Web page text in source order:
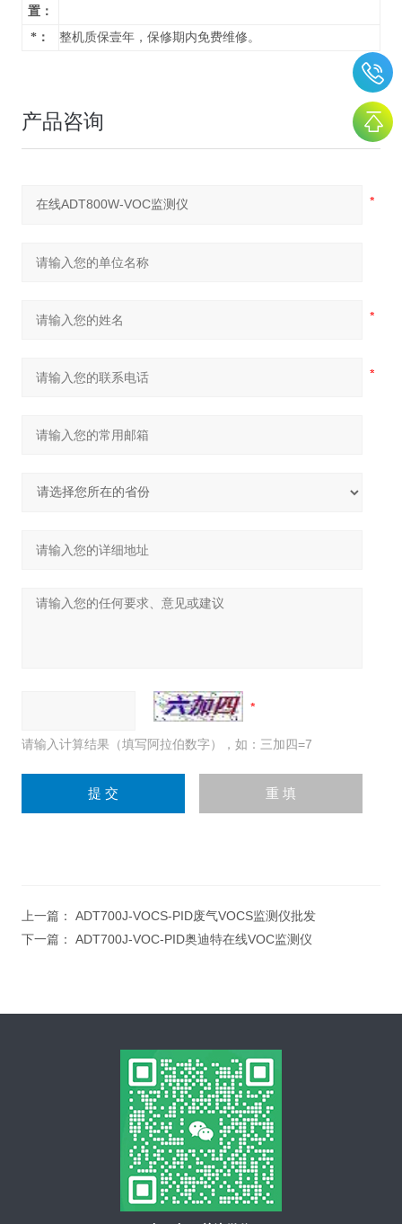
置：
*： 整机质保壹年，保修期内免费维修。
产品咨询
请输入计算结果（填写阿拉伯数字），如：三加四=7
上一篇： ADT700J-VOCS-PID废气VOCS监测仪批发
下一篇： ADT700J-VOC-PID奥迪特在线VOC监测仪